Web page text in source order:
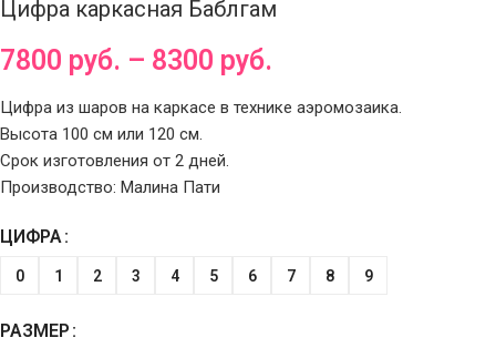
Цифра каркасная Баблгам
7800 руб. – 8300 руб.
Цифра из шаров на каркасе в технике аэромозаика.
Высота 100 см или 120 см.
Срок изготовления от 2 дней.
Производство: Малина Пати
ЦИФРА
0 1 2 3 4 5 6 7 8 9
РАЗМЕР